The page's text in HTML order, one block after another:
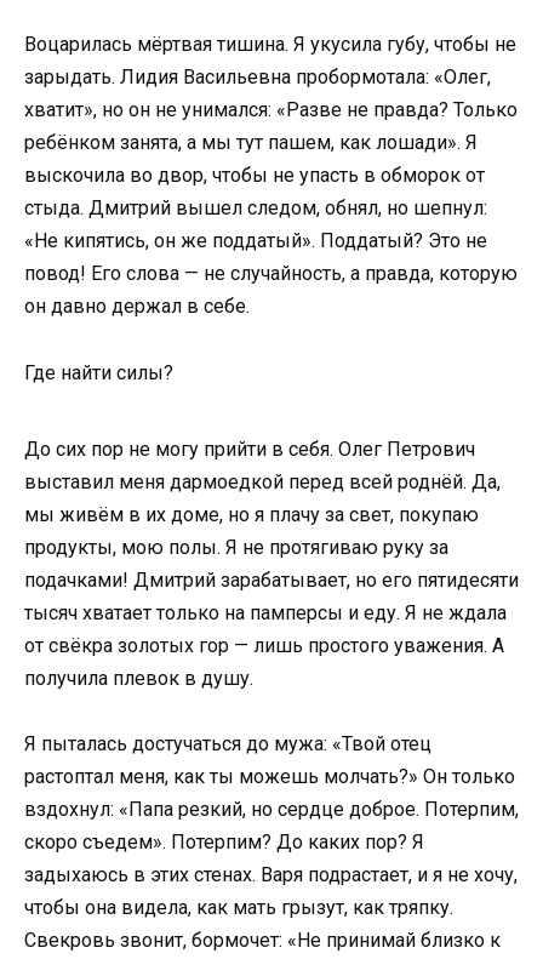
Воцарилась мёртвая тишина. Я укусила губу, чтобы не
зарыдать. Лидия Васильевна пробормотала: «Олег,
хватит», но он не унимался: «Разве не правда? Только
ребёнком занята, а мы тут пашем, как лошади». Я
выскочила во двор, чтобы не упасть в обморок от
стыда. Дмитрий вышел следом, обнял, но шепнул:
«Не кипятись, он же поддатый». Поддатый? Это не
повод! Его слова — не случайность, а правда, которую
он давно держал в себе.
Где найти силы?
До сих пор не могу прийти в себя. Олег Петрович
выставил меня дармоедкой перед всей роднёй. Да,
мы живём в их доме, но я плачу за свет, покупаю
продукты, мою полы. Я не протягиваю руку за
подачками! Дмитрий зарабатывает, но его пятидесяти
тысяч хватает только на памперсы и еду. Я не ждала
от свёкра золотых гор — лишь простого уважения. А
получила плевок в душу.
Я пыталась достучаться до мужа: «Твой отец
растоптал меня, как ты можешь молчать?» Он только
вздохнул: «Папа резкий, но сердце доброе. Потерпим,
скоро съедем». Потерпим? До каких пор? Я
задыхаюсь в этих стенах. Варя подрастает, и я не хочу,
чтобы она видела, как мать грызут, как тряпку.
Свекровь звонит, бормочет: «Не принимай близко к